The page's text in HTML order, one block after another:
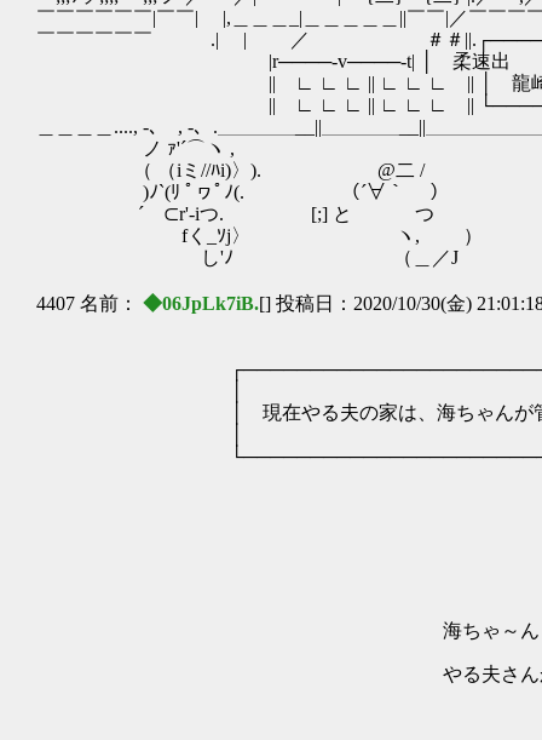
￣￣￣￣￣￣|￣￣| |,＿＿＿_|＿＿＿＿＿||￣￣|／￣￣￣
￣￣￣￣￣￣ .| | ／ ＃＃||.┌─────┐￣
|r────‐v────‐t| │ 柔速出 │ .|l l lll|.
|| ∟ ∟ ∟ || ∟ ∟ ∟ || │ 龍崎 │ |l
|| ∟ ∟ ∟ || ∟ ∟ ∟ || └─────┘
＿＿＿＿...., ‐､ , ‐、.＿＿＿＿__||＿＿＿＿__||＿
ノ ｧ'´⌒ヽ , ./ /
（ （iミ//ﾊi)〉). ゝ@二 / .
)ﾉ`(ﾘ ﾟヮﾟﾉ(. （´∀｀ ） l二i
´ ⊂r'-iつ. [;] と つ |--
fく_ｿj〉 ヽ, ） l::::::::[二
し'ﾉ （＿／J ￣ゞ三ノ￣
4407 名前： ◆06JpLk7iB.[] 投稿日：2020/10/30(金)
│ 現在やる夫の家は、海ちゃんが管理
海ちゃ～ん
やる夫さんから手紙が届